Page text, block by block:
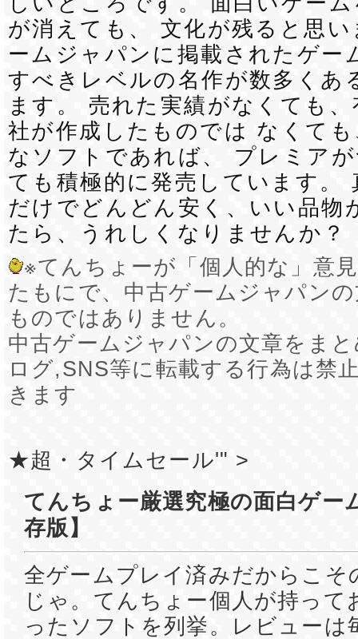
が消えても、 文化が残ると思
ームジャパンに掲載されたゲー
すべきレベルの名作が数多くあ
ます。 売れた実績がなくても
社が作成したものでは なくて
なソフトであれば、 プレミア
ても積極的に発売しています。
だけでどんどん安く、いい品物
たら、うれしくなりませんか？
※てんちょーが「個人的な」意
たもにで、中古ゲームジャパン
ものではありません。
中古ゲームジャパンの文章をま
ログ,SNS等に転載する行為は禁
きます
★超・タイムセール'" >
てんちょー厳選究極の面白ゲー
存版】
全ゲームプレイ済みだからこそ
じゃ。てんちょー個人が持って
ったソフトを列挙。レビューは